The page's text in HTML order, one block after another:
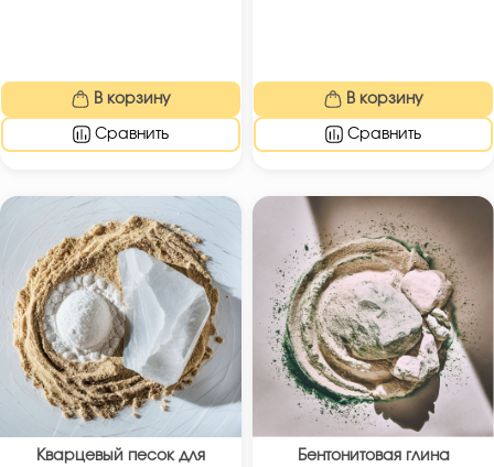
В корзину
Сравнить
В корзину
Сравнить
Кварцевый песок для
Бентонитовая глина